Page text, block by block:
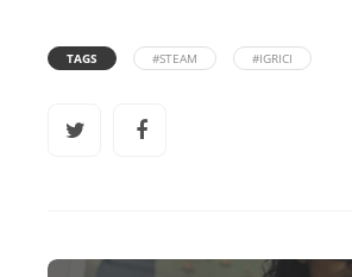
TAGS #STEAM #IGRICI